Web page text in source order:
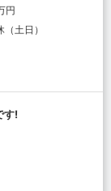
円
（土日）
す!